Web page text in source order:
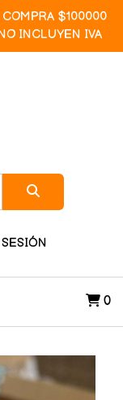
$100000
INCLUYEN IVA
0